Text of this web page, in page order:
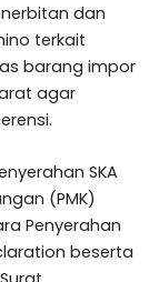
dan
terkait
barang impor
agar
SKA
(PMK)
Penyerahan
beserta